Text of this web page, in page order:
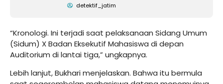
detektif_jatim
“Kronologi. Ini terjadi saat pelaksanaan Sidang Umum
(Sidum) X Badan Eksekutif Mahasiswa di depan
Auditorium di lantai tiga,” ungkapnya.
Lebih lanjut, Bukhari menjelaskan. Bahwa itu bermula